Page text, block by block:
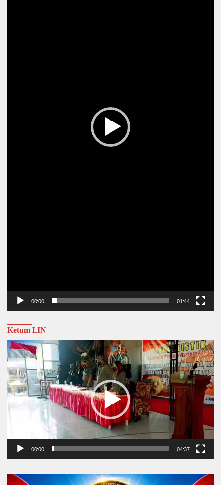
00:00 01:44
Ketum LIN
Video
Player
00:00 04:37